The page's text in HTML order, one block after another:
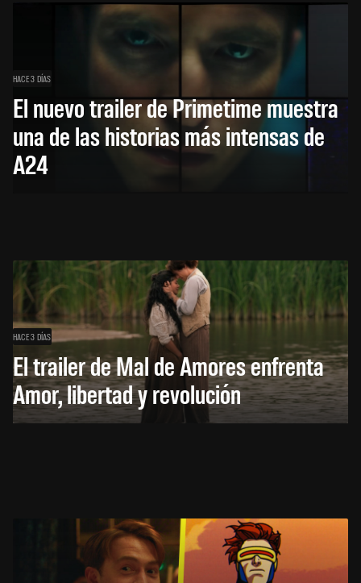
HACE 3 DÍAS
El nuevo trailer de Primetime muestra
una de las historias más intensas de
A24
HACE 3 DÍAS
El trailer de Mal de Amores enfrenta
Amor, libertad y revolución